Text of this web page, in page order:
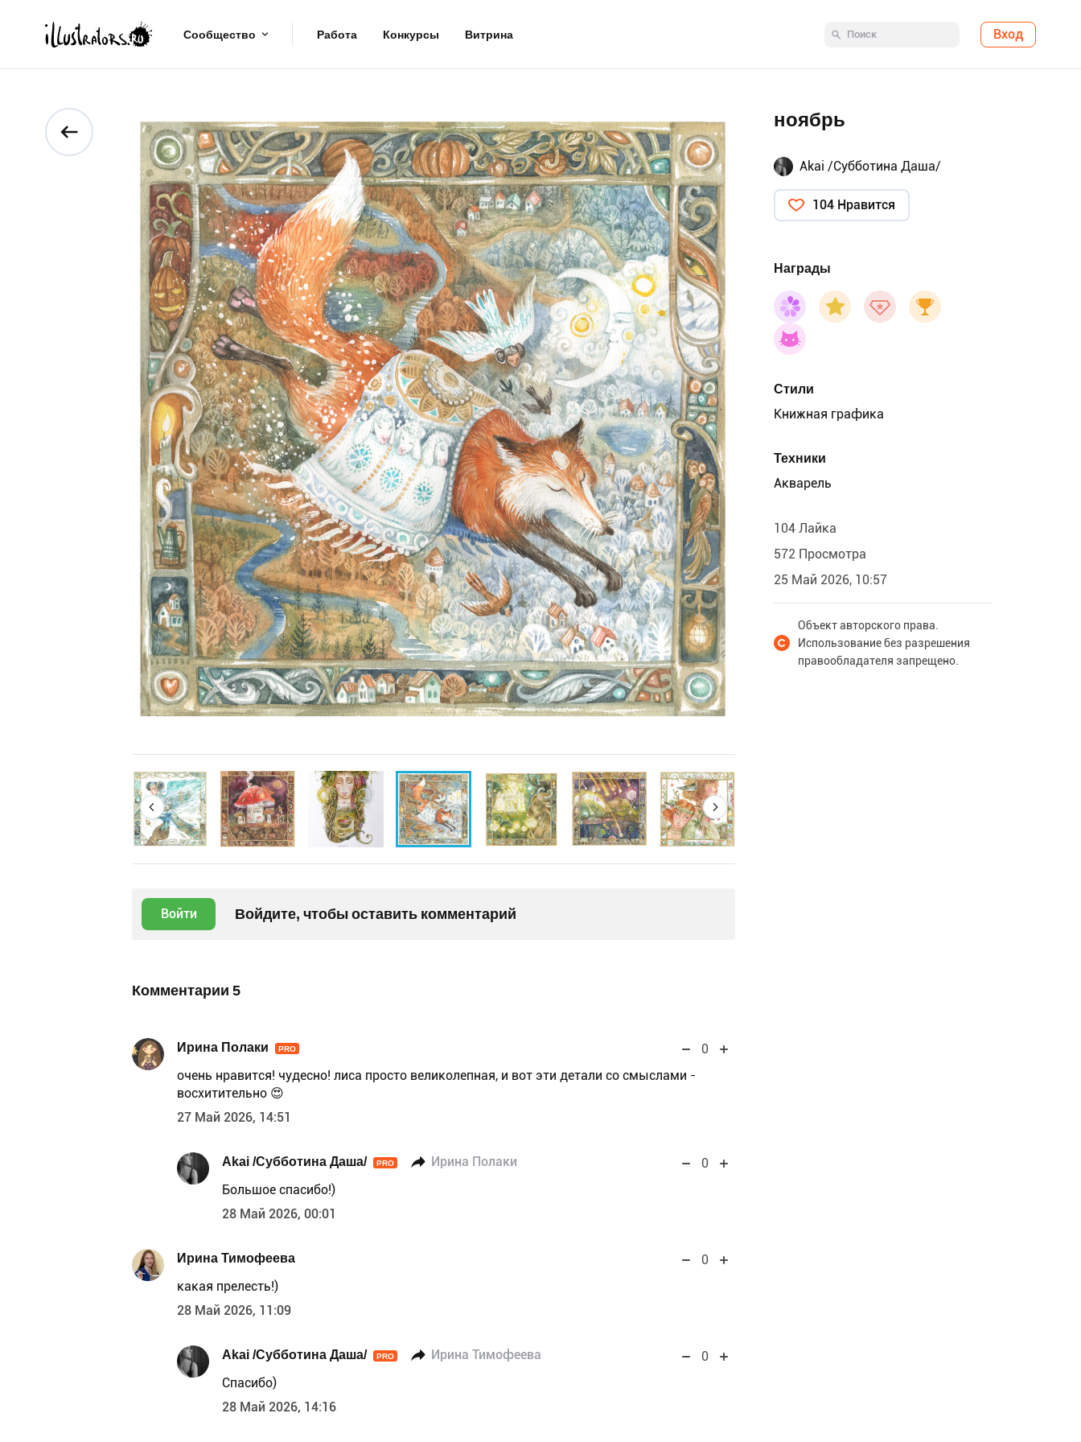
Сообщество Работа Конкурсы Витрина Вход
Войти Войдите, чтобы оставить комментарий
Комментарии 5
Ирина Полаки PRO
0
очень нравится! чудесно! лиса просто великолепная, и вот эти детали со смыслами -
восхитительно 😍
27 Май 2026, 14:51
Akai /Субботина Даша/ PRO Ирина Полаки
0
Большое спасибо!)
28 Май 2026, 00:01
Ирина Тимофеева
0
какая прелесть!)
28 Май 2026, 11:09
Akai /Субботина Даша/ PRO Ирина Тимофеева
0
Спасибо)
28 Май 2026, 14:16
ноябрь
Akai /Субботина Даша/
104 Нравится
Награды
Стили
Книжная графика
Техники
Акварель
104 Лайка
572 Просмотра
25 Май 2026, 10:57
Объект авторского права.
Использование без разрешения
правообладателя запрещено.